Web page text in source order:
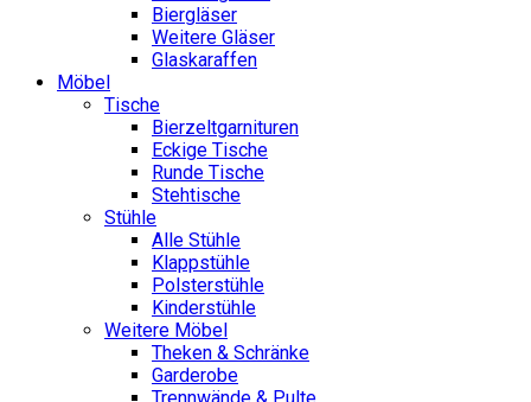
Biergläser
Weitere Gläser
Glaskaraffen
Möbel
Tische
Bierzeltgarnituren
Eckige Tische
Runde Tische
Stehtische
Stühle
Alle Stühle
Klappstühle
Polsterstühle
Kinderstühle
Weitere Möbel
Theken & Schränke
Garderobe